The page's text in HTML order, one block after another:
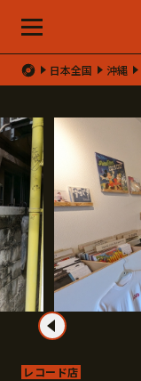
日本全国 沖縄
レコード店